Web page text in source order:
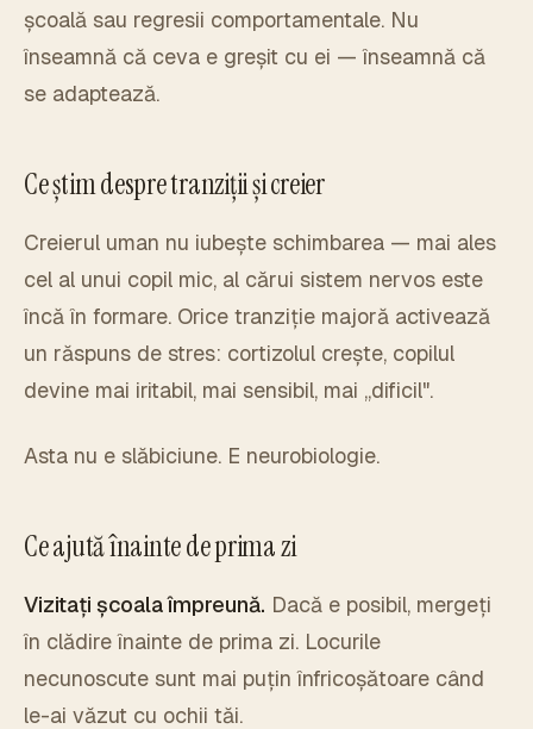
școală sau regresii comportamentale. Nu
înseamnă că ceva e greșit cu ei — înseamnă că
se adaptează.
Ce știm despre tranziții și creier
Creierul uman nu iubește schimbarea — mai ales
cel al unui copil mic, al cărui sistem nervos este
încă în formare. Orice tranziție majoră activează
un răspuns de stres: cortizolul crește, copilul
devine mai iritabil, mai sensibil, mai „dificil".
Asta nu e slăbiciune. E neurobiologie.
Ce ajută înainte de prima zi
Vizitați școala împreună. Dacă e posibil, mergeți
în clădire înainte de prima zi. Locurile
necunoscute sunt mai puțin înfricoșătoare când
le-ai văzut cu ochii tăi.